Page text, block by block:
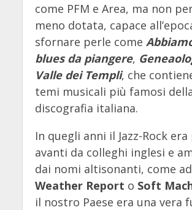
come PFM e Area, ma non
meno dotata, capace
sfornare perle come
blues da piangere,
Valle dei Templi, che
temi musicali più famosi
discografia italiana.
In quegli anni il Jazz-Rock
avanti da colleghi inglesi e
dai nomi altisonanti, come
Weather Report o Soft
il nostro Paese era una vera